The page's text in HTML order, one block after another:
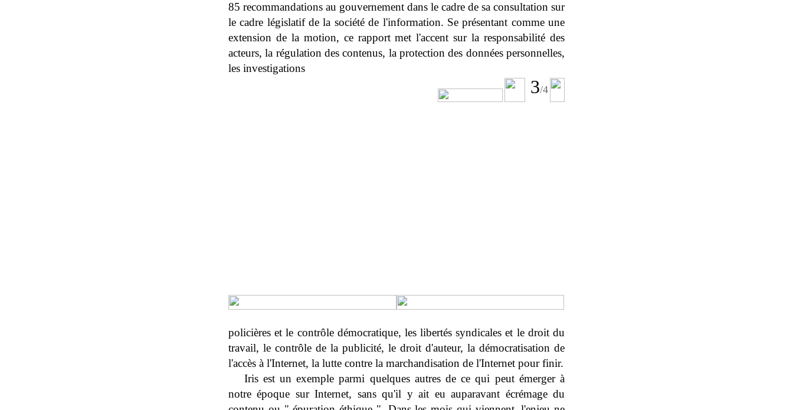
85 recommandations au gouvernement dans le cadre de sa consultation sur
le cadre législatif de la société de l'information. Se présentant comme une
extension de la motion, ce rapport met l'accent sur la responsabilité des
acteurs, la régulation des contenus, la protection des données personnelles,
les investigations
3/4
policières et le contrôle démocratique, les libertés syndicales et le droit du
travail, le contrôle de la publicité, le droit d'auteur, la démocratisation de
l'accès à l'Internet, la lutte contre la marchandisation de l'Internet pour finir.
Iris est un exemple parmi quelques autres de ce qui peut émerger à
notre époque sur Internet, sans qu'il y ait eu auparavant écrémage du